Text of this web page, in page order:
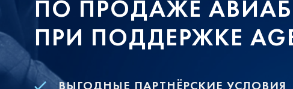
ПО ПРОДАЖЕ
ПРИ ПОДДЕРЖКЕ
ВЫГОДНЫЕ ПАРТНЁРСКИЕ УСЛОВИЯ